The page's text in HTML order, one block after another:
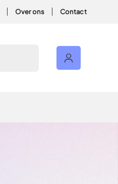
Over ons Contact